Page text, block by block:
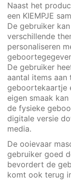
Naast het
een KIEMPJE
De gebruiker
verschillende
personaliseren
De gebruiker
aantal items aan
geboortekaartje
eigen smaak
de fysieke
digitale versie
media.
De ooievaar
gebruiker goed
bevordert de
komt ook terug